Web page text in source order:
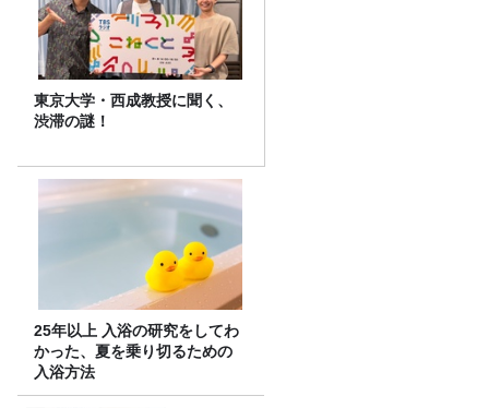
東京大学・西成教授に聞く、
渋滞の謎！
25年以上 入浴の研究をしてわ
かった、夏を乗り切るための
入浴方法